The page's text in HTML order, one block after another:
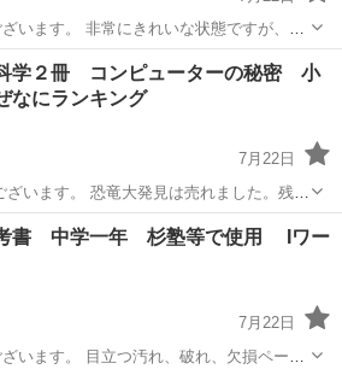
な状態ですが、赤
ページがあります。 ですので安価にして
ーリターンでお願
参考書 ボールペン
学２冊 コンピューターの秘密 小
なにランキング
7月22日
は売れました。残り
参考書 子供の科学
書 中学一年 杉塾等で使用 Iワー
7月22日
破れ、欠損ページ